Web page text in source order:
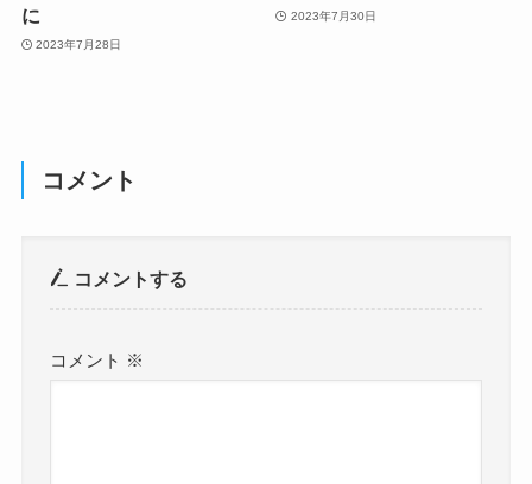
に
2023年7月28日
2023年7月30日
コメント
コメントする
コメント ※